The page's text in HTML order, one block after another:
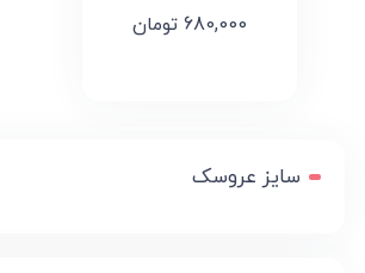
680,000 تومان
سایز عروسک